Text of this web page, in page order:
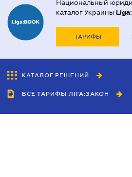
Национальный
каталог Украины
ТАРИФЫ
КАТАЛОГ РЕШЕНИЙ
ВСЕ ТАРИФЫ ЛІГА:ЗАКОН